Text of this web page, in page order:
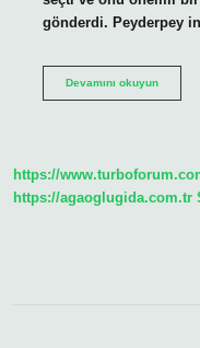
gönderdi. Peyderpey
Devamını okuyunBebek
https://
https://agaoglugida.com.tr